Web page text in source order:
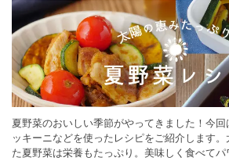
夏野菜のおいしい季節がやってきました！今
ッキーニなどを使ったレシピをご紹介します
た夏野菜は栄養もたっぷり。美味しく食べて